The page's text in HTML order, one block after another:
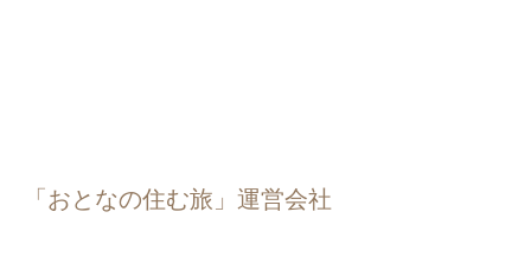
「おとなの住む旅」運営会社